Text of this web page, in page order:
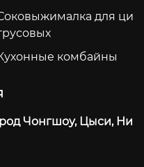
для ци
комбайны
Чонгшоу, Цыси, Ни